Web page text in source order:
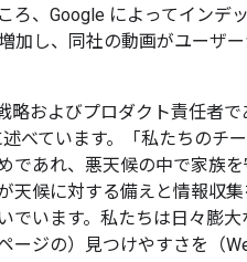
ろ、Google によってインデ
加し、同社の動画がユーザ
略およびプロダクト責任者
べています。「私たちのチー
であれ、悪天候の中で家族
天候に対する備えと情報収
でいます。私たちは日々膨大
ージの）見つけやすさを（